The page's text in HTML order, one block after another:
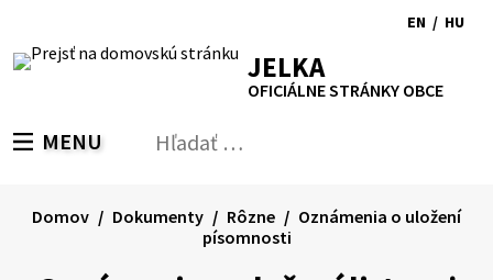
obsah
RSS MapaTlačiť
Zvýšiť
kontrast
písmapísma
EN
to
/ HU
JELKA
OFICIÁLNE STRÁNKY OBCE
PREPNÚŤ
MENU Hľadať:
Domov Dokumenty Rôzne
Oznámenia o uložení
písomnosti